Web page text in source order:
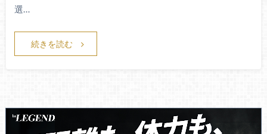
選…
続きを読む